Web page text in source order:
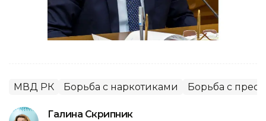
МВД РК Борьба с наркотиками Борьба с
Галина Скрипник